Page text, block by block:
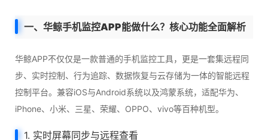
一、华鲸手机监控APP能做什么？核心功能全面解析
华鲸APP不仅仅是一款普通的手机监控工具，更是一套集远程同
步、实时控制、行为追踪、数据恢复与云存储为一体的智能远程
控制平台。兼容iOS与Android系统以及鸿蒙系统，适配华为、
iPhone、小米、三星、荣耀、OPPO、vivo等百种机型。
1. 实时屏幕同步与远程查看